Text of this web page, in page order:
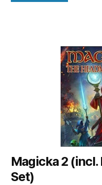
Magicka 2 (incl.
Set)